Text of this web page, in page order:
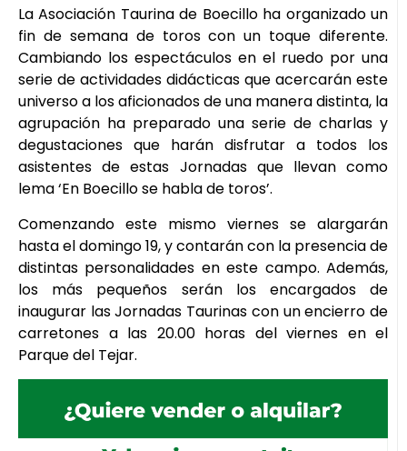
La Asociación Taurina de Boecillo ha organizado un
fin de semana de toros con un toque diferente.
Cambiando los espectáculos en el ruedo por una
serie de actividades didácticas que acercarán este
universo a los aficionados de una manera distinta, la
agrupación ha preparado una serie de charlas y
degustaciones que harán disfrutar a todos los
asistentes de estas Jornadas que llevan como
lema ‘En Boecillo se habla de toros’.
Comenzando este mismo viernes se alargarán
hasta el domingo 19, y contarán con la presencia de
distintas personalidades en este campo. Además,
los más pequeños serán los encargados de
inaugurar las Jornadas Taurinas con un encierro de
carretones a las 20.00 horas del viernes en el
Parque del Tejar.